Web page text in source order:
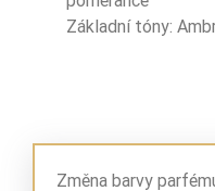
Základní tóny:
Zaperfumowanie
Změna barvy